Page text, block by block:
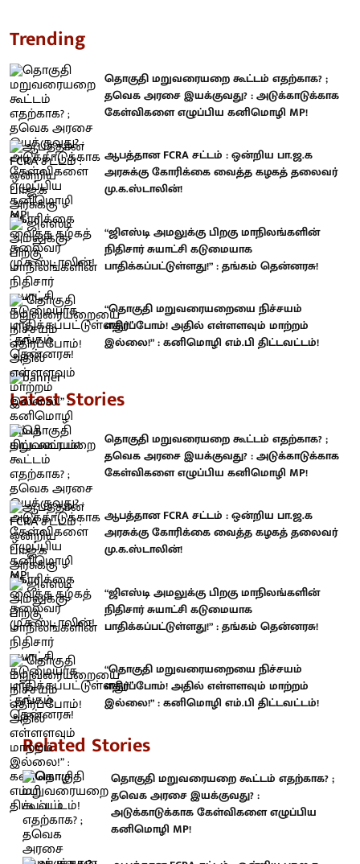
Trending
தொகுதி மறுவரையறை கூட்டம் எதற்காக? ;
தவெக அரசை இயக்குவது? : அடுக்காடுக்காக
கேள்விகளை எழுப்பிய கனிமொழி MP!
ஆபத்தான FCRA சட்டம் : ஒன்றிய பா.ஜ.க
அரசுக்கு கோரிக்கை வைத்த கழகத் தலைவர்
மு.க.ஸ்டாலின்!
“ஜிஎஸ்டி அமலுக்கு பிறகு மாநிலங்களின்
நிதிசார் சுயாட்சி கடுமையாக
பாதிக்கப்பட்டுள்ளது!” : தங்கம் தென்னரசு!
“தொகுதி மறுவரையறையை நிச்சயம்
எதிர்ப்போம்! அதில் எள்ளளவும் மாற்றம்
இல்லை!” : கனிமொழி எம்.பி திட்டவட்டம்!
Latest Stories
தொகுதி மறுவரையறை கூட்டம் எதற்காக? ;
தவெக அரசை இயக்குவது? : அடுக்காடுக்காக
கேள்விகளை எழுப்பிய கனிமொழி MP!
ஆபத்தான FCRA சட்டம் : ஒன்றிய பா.ஜ.க
அரசுக்கு கோரிக்கை வைத்த கழகத் தலைவர்
மு.க.ஸ்டாலின்!
“ஜிஎஸ்டி அமலுக்கு பிறகு மாநிலங்களின்
நிதிசார் சுயாட்சி கடுமையாக
பாதிக்கப்பட்டுள்ளது!” : தங்கம் தென்னரசு!
“தொகுதி மறுவரையறையை நிச்சயம்
எதிர்ப்போம்! அதில் எள்ளளவும் மாற்றம்
இல்லை!” : கனிமொழி எம்.பி திட்டவட்டம்!
Related Stories
தொகுதி மறுவரையறை கூட்டம் எதற்காக? ;
தவெக அரசை இயக்குவது? :
அடுக்காடுக்காக கேள்விகளை எழுப்பிய
கனிமொழி MP!